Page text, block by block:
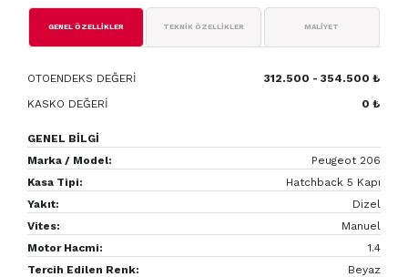
GENEL ÖZELLİKLER TEKNİK ÖZELLİKLER MALİYET
OTOENDEKS DEĞERİ
312.500 - 354.500 ₺
KASKO DEĞERİ
0 ₺
GENEL BİLGİ
Marka / Model:
Peugeot 206
Kasa Tipi:
Hatchback 5 Kapı
Yakıt:
Dizel
Vites:
Manuel
Motor Hacmi:
1.4
Tercih Edilen Renk:
Beyaz